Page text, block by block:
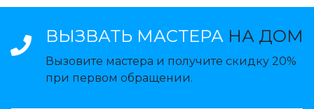
ВЫЗВАТЬ МАСТЕРА НА ДОМ
Вызовите мастера и получите скидку 20%
при первом обращении.